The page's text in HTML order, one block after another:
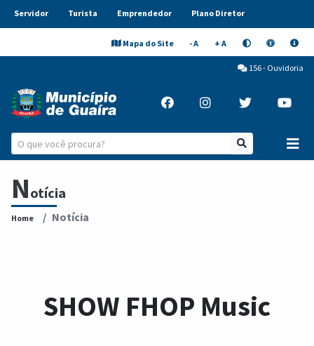
Servidor Turista Emprendedor Plano Diretor
Mapa do Site - A + A
156 - Ouvidoria
Notícia
Home Notícia
SHOW FHOP Music